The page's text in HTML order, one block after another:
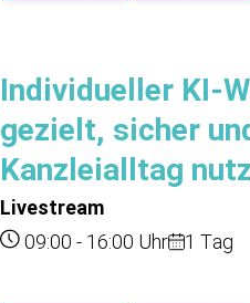
Individueller KI-
gezielt, sicher
Kanzleialltag
Livestream
09:00 - 16:00 Uhr 1 Tag